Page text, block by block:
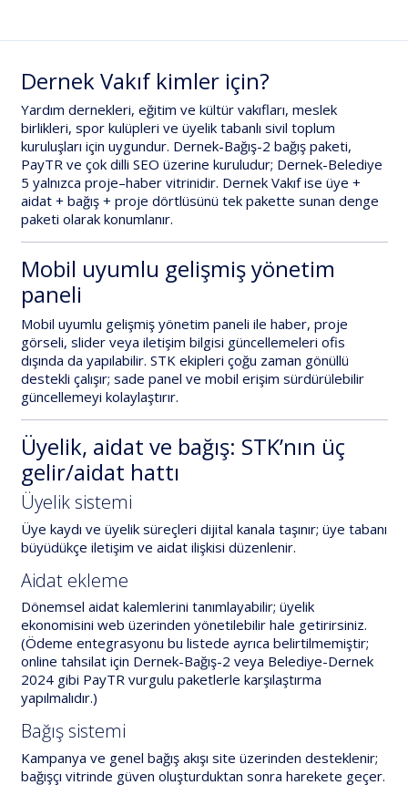
Dernek Vakıf kimler için?
Yardım dernekleri, eğitim ve kültür vakıfları, meslek
birlikleri, spor kulüpleri ve üyelik tabanlı sivil toplum
kuruluşları için uygundur. Dernek-Bağış-2 bağış paketi,
PayTR ve çok dilli SEO üzerine kuruludur; Dernek-Belediye
5 yalnızca proje–haber vitrinidir. Dernek Vakıfise üye +
aidat + bağış + proje dörtlüsünü tek pakette sunan denge
paketi olarak konumlanır.
Mobil uyumlu gelişmiş yönetim
paneli
Mobil uyumlu gelişmiş yönetim paneli ile haber, proje
görseli, slider veya iletişim bilgisi güncellemeleri ofis
dışında da yapılabilir. STK ekipleri çoğu zaman gönüllü
destekli çalışır; sade panel ve mobil erişim sürdürülebilir
güncellemeyi kolaylaştırır.
Üyelik, aidat ve bağış: STK’nın üç
gelir/aidat hattı
Üyelik sistemi
Üye kaydı ve üyelik süreçleri dijital kanala taşınır; üye tabanı
büyüdükçe iletişim ve aidat ilişkisi düzenlenir.
Aidat ekleme
Dönemsel aidat kalemlerini tanımlayabilir; üyelik
ekonomisini web üzerinden yönetilebilir hale getirirsiniz.
(Ödeme entegrasyonu bu listede ayrıca belirtilmemiştir;
online tahsilat için Dernek-Bağış-2 veya Belediye-Dernek
2024gibi PayTR vurgulu paketlerle karşılaştırma
yapılmalıdır.)
Bağış sistemi
Kampanya ve genel bağış akışı site üzerinden desteklenir;
bağışçı vitrinde güven oluşturduktan sonra harekete geçer.